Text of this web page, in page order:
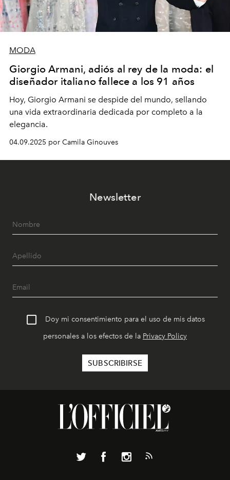
MODA
Giorgio Armani, adiós al rey de la moda: el
diseñador italiano fallece a los 91 años
Hoy, Giorgio Armani se despide del mundo, sellando
una vida extraordinaria dedicada por completo a la
elegancia.
04.09.2025 por Camila Ginouves
Newsletter
Doy mi consentimiento para el uso de mis datos
personales a los efectos de la Privacy Policy